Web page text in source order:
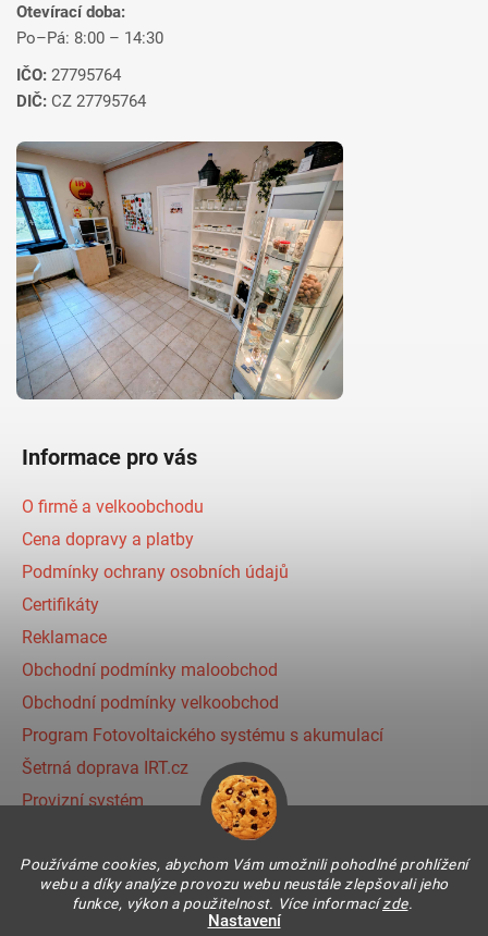
Používáme cookies, abychom Vám umožnili pohodlné prohlížení
webu a díky analýze provozu webu neustále zlepšovali jeho
funkce, výkon a použitelnost. Více informacízde.
Nastavení
Otevírací doba:
Po–Pá: 8:00 – 14:30
IČO: 27795764
DIČ: CZ 27795764
Informace pro vás
O firmě a velkoobchodu
Cena dopravy a platby
Podmínky ochrany osobních údajů
Certifikáty
Reklamace
Obchodní podmínky maloobchod
Obchodní podmínky velkoobchod
Program Fotovoltaického systému s akumulací
Šetrná doprava IRT.cz
Provizní systém
Instagram